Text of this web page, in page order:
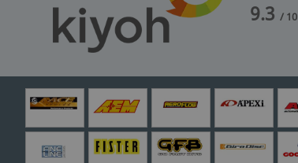
9.3/ 10